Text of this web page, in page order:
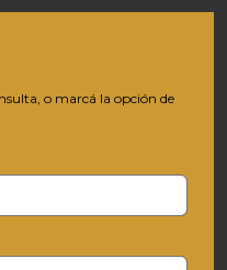
o marcá la opción de